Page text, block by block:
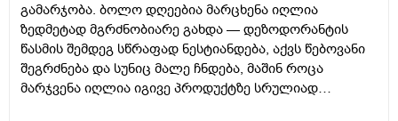
გამარჯობა. ბოლო დღეებია მარცხენა იღლია
ზედმეტად მგრძნობიარე გახდა — დეზოდორანტის
წასმის შემდეგ სწრაფად ნესტიანდება, აქვს წებოვანი
შეგრძნება და სუნიც მალე ჩნდება, მაშინ როცა
მარჯვენა იღლია იგივე პროდუქტზე სრულიად